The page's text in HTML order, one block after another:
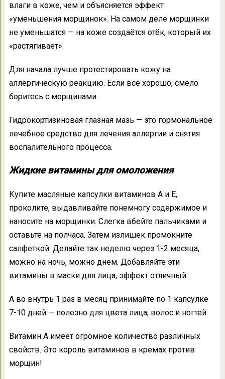
влаги в коже, чем и объясняется эффект
«уменьшения морщинок». На самом деле морщинки
не уменьшатся — на коже создаётся отёк, который их
«растягивает».
Для начала лучше протестировать кожу на
аллергическую реакцию. Если всё хорошо, смело
боритесь с морщинами.
Гидрокортизиновая глазная мазь — это гормональное
лечебное средство для лечения аллергии и снятия
воспалительного процесса.
Жидкие витамины для омоложения
Купите масляные капсулки витаминов А и Е,
проколите, выдавливайте понемногу содержимое и
наносите на морщинки. Слегка вбейте пальчиками и
оставьте на полчаса. Затем излишек промокните
салфеткой. Делайте так неделю через 1-2 месяца,
можно на ночь, можно днем. Добавляйте эти
витамины в маски для лица, эффект отличный.
А во внутрь 1 раз в месяц принимайте по 1 капсулке
7-10 дней — полезно для цвета лица, волос и ногтей.
Витамин А имеет огромное количество различных
свойств. Это король витаминов в кремах против
морщин!